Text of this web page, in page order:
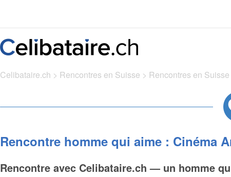
Celibataire.ch > Rencontres en Suisse > Rencontres en
Rencontre homme qui aime : Cinéma
Rencontre avec Celibataire.ch — un homme